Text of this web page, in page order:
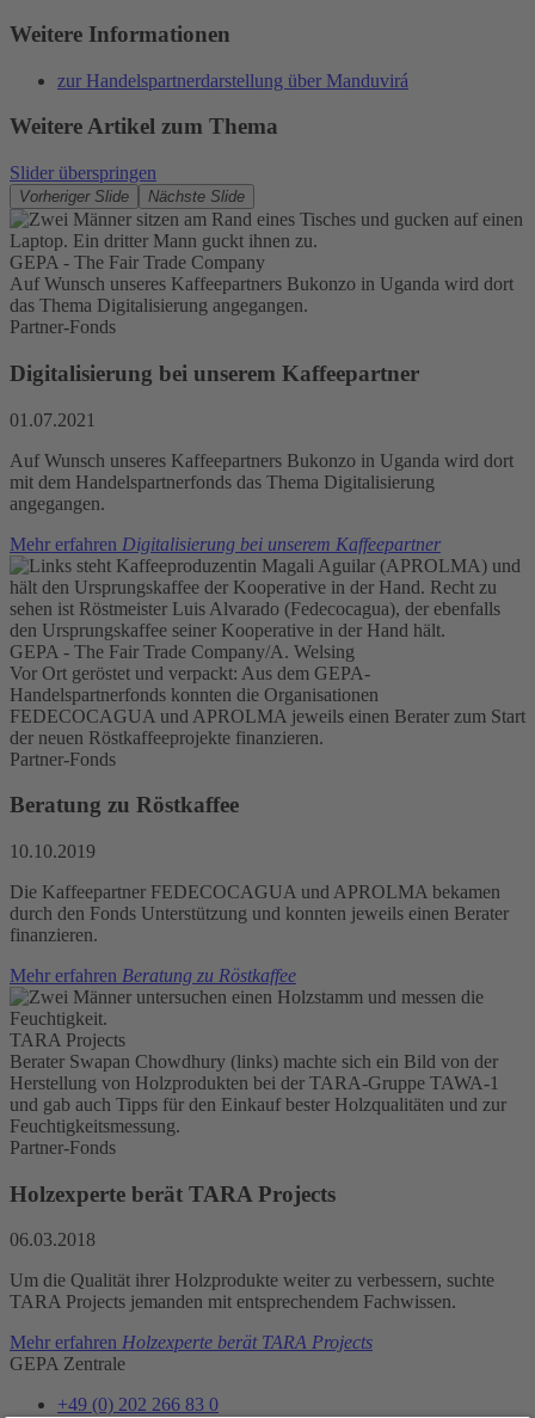
Weitere Informationen
zur Handelspartnerdarstellung über Manduvirá
Weitere Artikel zum Thema
Slider überspringen
Vorheriger Slide Nächste Slide
GEPA - The Fair Trade Company
Auf Wunsch unseres Kaffeepartners Bukonzo in Uganda wird dort
das Thema Digitalisierung angegangen.
Partner-Fonds
Digitalisierung bei unserem Kaffeepartner
01.07.2021
Auf Wunsch unseres Kaffeepartners Bukonzo in Uganda wird dort
mit dem Handelspartnerfonds das Thema Digitalisierung
angegangen.
Mehr erfahren Digitalisierung bei unserem Kaffeepartner
GEPA - The Fair Trade Company/A. Welsing
Vor Ort geröstet und verpackt: Aus dem GEPA-
Handelspartnerfonds konnten die Organisationen
FEDECOCAGUA und APROLMA jeweils einen Berater zum Start
der neuen Röstkaffeeprojekte finanzieren.
Partner-Fonds
Beratung zu Röstkaffee
10.10.2019
Die Kaffeepartner FEDECOCAGUA und APROLMA bekamen
durch den Fonds Unterstützung und konnten jeweils einen Berater
finanzieren.
Mehr erfahren Beratung zu Röstkaffee
TARA Projects
Berater Swapan Chowdhury (links) machte sich ein Bild von der
Herstellung von Holzprodukten bei der TARA-Gruppe TAWA-1
und gab auch Tipps für den Einkauf bester Holzqualitäten und zur
Feuchtigkeitsmessung.
Partner-Fonds
Holzexperte berät TARA Projects
06.03.2018
Um die Qualität ihrer Holzprodukte weiter zu verbessern, suchte
TARA Projects jemanden mit entsprechendem Fachwissen.
Mehr erfahren Holzexperte berät TARA Projects
GEPA Zentrale
+49 (0) 202 266 83 0